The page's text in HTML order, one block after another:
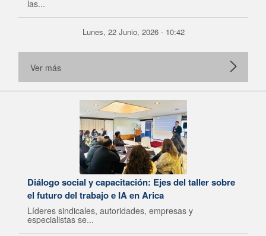
las...
Lunes, 22 Junio, 2026 - 10:42
Ver más
Diálogo social y capacitación: Ejes del taller sobre
el futuro del trabajo e IA en Arica
Líderes sindicales, autoridades, empresas y
especialistas se...